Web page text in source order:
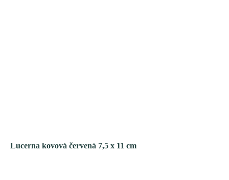
Lucerna kovová červená 7,5 x 11 cm